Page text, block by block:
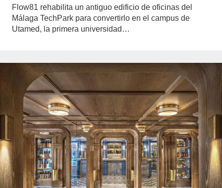
Flow81 rehabilita un antiguo edificio de oficinas del
Málaga TechPark para convertirlo en el campus de
Utamed, la primera universidad…